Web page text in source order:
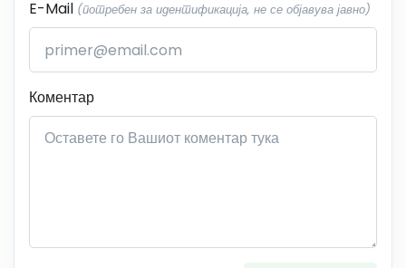
E-Mail (потребен за идентификација, не се објавува јавно)
Коментар